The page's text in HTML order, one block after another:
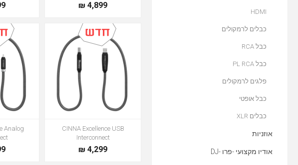
4,899 ₪
₪
CINNA Excellence USB
Interconnect
4,299 ₪
Analog
₪
HDMI
כבלים לרמקולים
כבל RCA
כבל PL RCA
פלגים לרמקולים
כבל אופטי
כבלים XLR
אוזניות
אודיו מקצועי -פרו -DJ